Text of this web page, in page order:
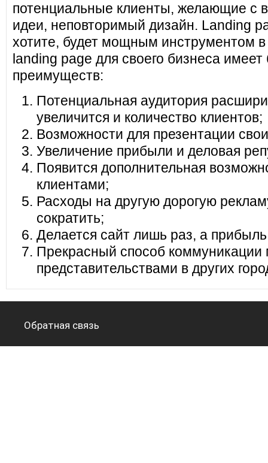
потенциальные клиенты, желающие с
идеи, неповторимый дизайн. Landing
хотите, будет мощным инструментом
landing page для своего бизнеса
преимуществ:
Потенциальная аудитория
увеличится и количество клиентов;
Возможности для презентации
Увеличение прибыли и деловая
Появится дополнительная
клиентами;
Расходы на другую дорогую
сократить;
Делается сайт лишь раз, а
Прекрасный способ коммуникации
представительствами в других
Обратная связь